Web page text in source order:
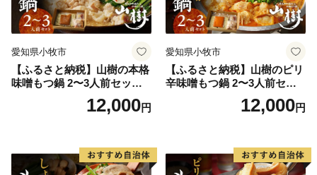
愛知県小牧市
【ふるさと納税】山樹の本格
味噌もつ鍋 2〜3人前セット
山樹 国産 牛もつ ホルモン モ
ツ オンライン飲み会 ホーム
間
12,000円
愛知県小牧市
【ふるさと納税】山樹のピリ
辛味噌もつ鍋 2〜3人前セッ
ト 山樹 国産 牛もつ ホルモン
モツ オンライン飲み会 ホー
時間
12,000円